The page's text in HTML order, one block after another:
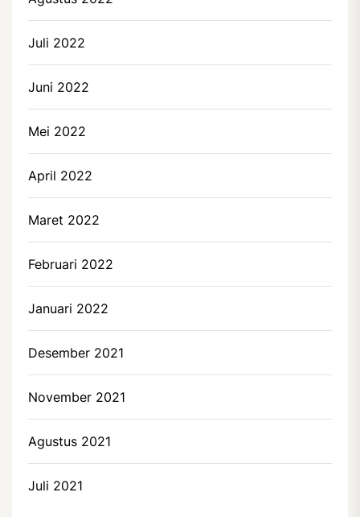
Juli 2022
Juni 2022
Mei 2022
April 2022
Maret 2022
Februari 2022
Januari 2022
Desember 2021
November 2021
Agustus 2021
Juli 2021